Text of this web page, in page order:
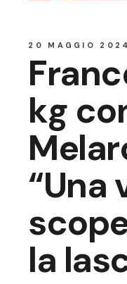
20 MAGGIO 2024
kg
“Una
la